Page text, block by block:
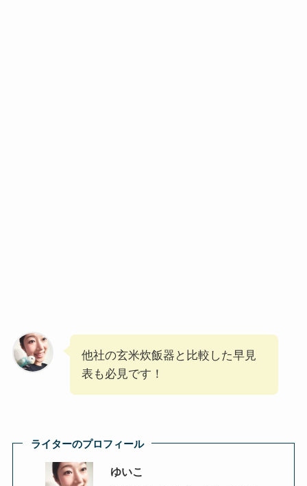
他社の玄米炊飯器と比較した早見
表も必見です！
ライターのプロフィール
ゆいこ